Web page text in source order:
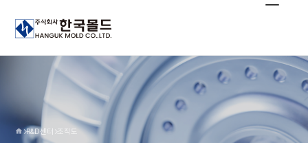
R&D센터 조직도